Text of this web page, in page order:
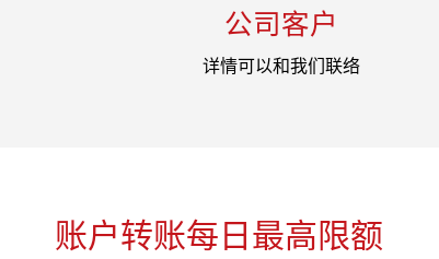
公司客户
详情可以和我们联络
账户转账每日最高限额